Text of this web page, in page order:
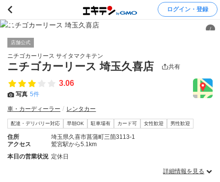
ログイン・登録
/
店舗公式
ニチゴカーリース サイタマクキテン
ニチゴカーリース 埼玉久喜店 共有
3.06
写真 5件
車・カーディーラー レンタカー
配達・デリバリー対応 早朝OK 駐車場有 カード可 女性歓迎 男性歓迎
住所
埼玉県久喜市菖蒲町三箇3113-1
アクセス
鷲宮駅から5.1km
本日の営業状況 定休日
詳細情報を見る